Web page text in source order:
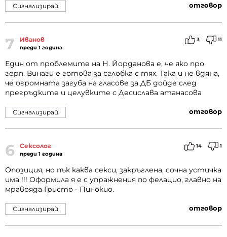
отговор
Сигнализирай
7 Иванов
преди 1 година
3 11
Един от проблемите на Н. Йорданова е, че яко про
герп. Винаги е готова за сглобка с тях. Така и не вдяна,
че огромната загуба на гласове за ДБ дойде след
прегръдките и целувките с Десислава атанасова
отговор
Сигнализирай
6 Сексолог
преди 1 година
14 1
Опозиция, но пък каква секси, закръглена, сочна устичка
има !!! Оформила я е с упражнения по фелацио, главно на
мравояда Гристо - Пинокио.
отговор
Сигнализирай